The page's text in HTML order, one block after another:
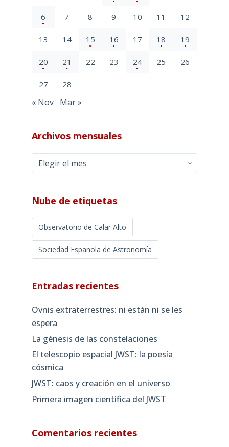
6 7 8 9 10 11 12
13 14 15 16 17 18 19
20 21 22 23 24 25 26
27 28
« Nov Mar »
Archivos mensuales
Archivos
mensuales
Nube de etiquetas
Observatorio de Calar Alto
Sociedad Española de Astronomía
Entradas recientes
Ovnis extraterrestres: ni están ni se les
espera
La génesis de las constelaciones
El telescopio espacial JWST: la poesía
cósmica
JWST: caos y creación en el universo
Primera imagen científica del JWST
Comentarios recientes